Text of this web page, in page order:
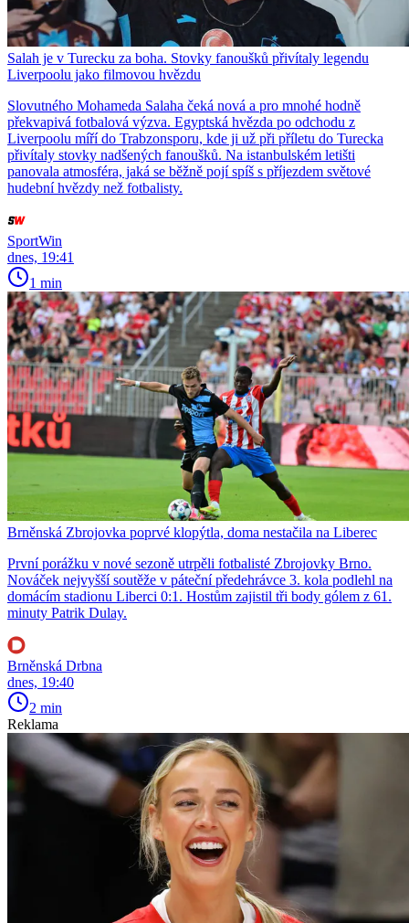
Salah je v Turecku za boha. Stovky fanoušků přivítaly legendu
Liverpoolu jako filmovou hvězdu
Slovutného Mohameda Salaha čeká nová a pro mnohé hodně
překvapivá fotbalová výzva. Egyptská hvězda po odchodu z
Liverpoolu míří do Trabzonsporu, kde ji už při příletu do Turecka
přivítaly stovky nadšených fanoušků. Na istanbulském letišti
panovala atmosféra, jaká se běžně pojí spíš s příjezdem světové
hudební hvězdy než fotbalisty.
SportWin
dnes, 19:41
1 min
Brněnská Zbrojovka poprvé klopýtla, doma nestačila na Liberec
První porážku v nové sezoně utrpěli fotbalisté Zbrojovky Brno.
Nováček nejvyšší soutěže v páteční předehrávce 3. kola podlehl na
domácím stadionu Liberci 0:1. Hostům zajistil tři body gólem z 61.
minuty Patrik Dulay.
Brněnská Drbna
dnes, 19:40
2 min
Reklama